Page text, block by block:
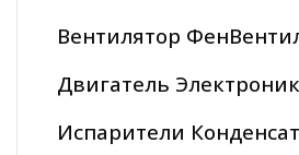
Вентилятор
Двигатель
Испарители